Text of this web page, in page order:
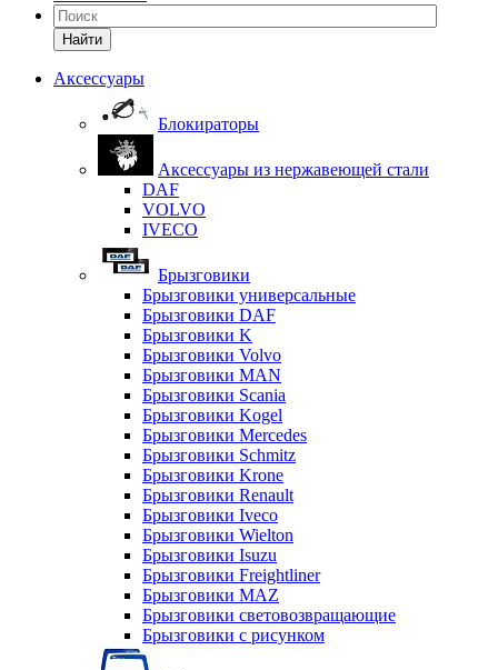
Найти
Аксессуары
Блокираторы
Аксессуары из нержавеющей стали
DAF
VOLVO
IVECO
Брызговики
Брызговики универсальные
Брызговики DAF
Брызговики K
Брызговики Volvo
Брызговики MAN
Брызговики Scania
Брызговики Kogel
Брызговики Mercedes
Брызговики Schmitz
Брызговики Krone
Брызговики Renault
Брызговики Iveco
Брызговики Wielton
Брызговики Isuzu
Брызговики Freightliner
Брызговики MAZ
Брызговики световозвращающие
Брызговики с рисунком